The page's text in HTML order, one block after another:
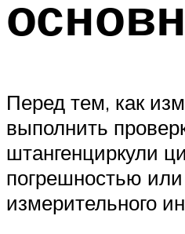
Перед тем, как
выполнить
штангенциркули
погрешностью
измерительного